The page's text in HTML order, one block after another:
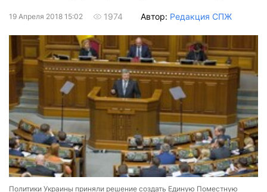
19 Апреля 2018 15:02 1974 Автор: Редакция СПЖ
Политики Украины приняли решение создать Единую Поместную